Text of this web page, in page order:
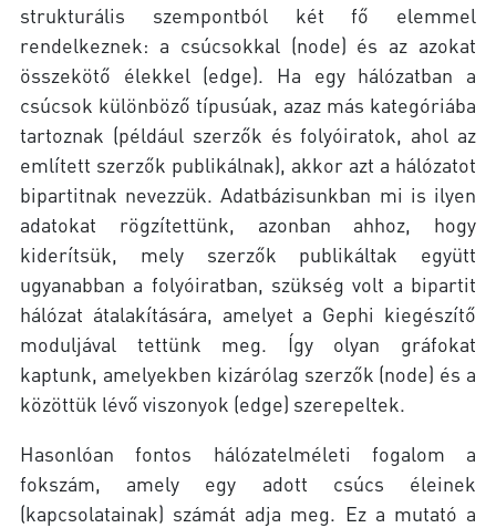
strukturális szempontból két fő elemmel
rendelkeznek: a csúcsokkal (node) és az azokat
összekötő élekkel (edge). Ha egy hálózatban a
csúcsok különböző típusúak, azaz más kategóriába
tartoznak (például szerzők és folyóiratok, ahol az
említett szerzők publikálnak), akkor azt a hálózatot
bipartitnak nevezzük. Adatbázisunkban mi is ilyen
adatokat rögzítettünk, azonban ahhoz, hogy
kiderítsük, mely szerzők publikáltak együtt
ugyanabban a folyóiratban, szükség volt a bipartit
hálózat átalakítására, amelyet a Gephi kiegészítő
moduljával tettünk meg. Így olyan gráfokat
kaptunk, amelyekben kizárólag szerzők (node) és a
közöttük lévő viszonyok (edge) szerepeltek.
Hasonlóan fontos hálózatelméleti fogalom a
fokszám, amely egy adott csúcs éleinek
(kapcsolatainak) számát adja meg. Ez a mutató a